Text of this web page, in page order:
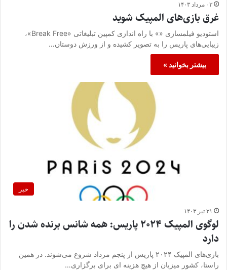
۰۳ مرداد ۱۴۰۳
غرق بازی‌های المپیک شوید
استودیو فیلمسازی «» با راه اندازی کمپین تبلیغاتی «Break Free»،
زیبایی‌های پاریس را به تصویر کشیده و از ورزش دوستان…
بیشتر بخوانید »
خبر
۳۱ تیر ۱۴۰۳
لوگوی المپیک ۲۰۲۴ پاریس: همه شانس برنده شدن را
دارد
بازی‌های المپیک ۲۰۲۴ پاریس از پنجم مرداد شروع می‌شوند. در همین
راستا، کشور میزبان از هیچ هزینه ای برای برگزاری…